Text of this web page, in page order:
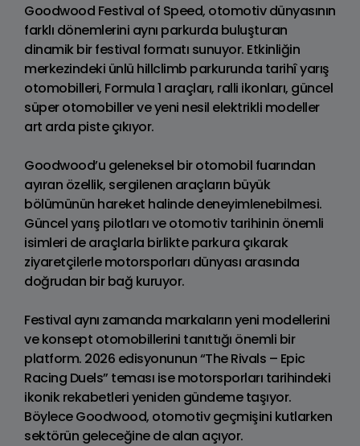
Goodwood Festival of Speed, otomotiv dünyasının
farklı dönemlerini aynı parkurda buluşturan
dinamik bir festival formatı sunuyor. Etkinliğin
merkezindeki ünlü hillclimb parkurunda tarihî yarış
otomobilleri, Formula 1 araçları, ralli ikonları, güncel
süper otomobiller ve yeni nesil elektrikli modeller
art arda piste çıkıyor.
Goodwood’u geleneksel bir otomobil fuarından
ayıran özellik, sergilenen araçların büyük
bölümünün hareket halinde deneyimlenebilmesi.
Güncel yarış pilotları ve otomotiv tarihinin önemli
isimleri de araçlarla birlikte parkura çıkarak
ziyaretçilerle motorsporları dünyası arasında
doğrudan bir bağ kuruyor.
Festival aynı zamanda markaların yeni modellerini
ve konsept otomobillerini tanıttığı önemli bir
platform. 2026 edisyonunun “The Rivals – Epic
Racing Duels” teması ise motorsporları tarihindeki
ikonik rekabetleri yeniden gündeme taşıyor.
Böylece Goodwood, otomotiv geçmişini kutlarken
sektörün geleceğine de alan açıyor.